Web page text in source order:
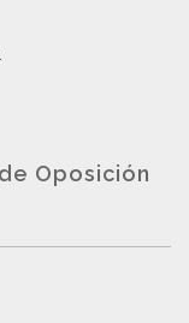
Oposición